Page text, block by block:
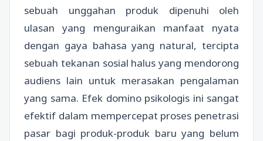
sebuah unggahan produk dipenuhi oleh
ulasan yang menguraikan manfaat nyata
dengan gaya bahasa yang natural, tercipta
sebuah tekanan sosial halus yang mendorong
audiens lain untuk merasakan pengalaman
yang sama. Efek domino psikologis ini sangat
efektif dalam mempercepat proses penetrasi
pasar bagi produk-produk baru yang belum